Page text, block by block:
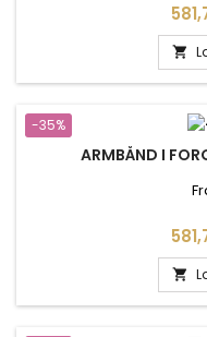
Pris

-35%
ARMBÅND I
Pris
